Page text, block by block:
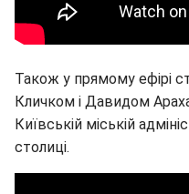
Також у прямому ефірі
Кличком і Давидом
Київській міській
столиці.